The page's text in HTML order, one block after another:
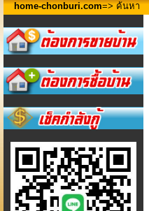
home-chonburi.com=> ค้นหา